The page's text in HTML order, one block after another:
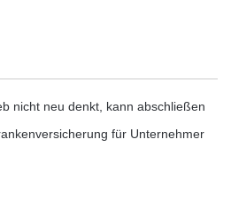
nicht neu denkt, kann abschließen
für Unternehmer